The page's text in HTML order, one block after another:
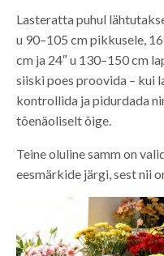
Lasteratta puhul
u 90–105 cm pikkusele,
cm ja 24″ u 130–150 cm
siiski poes proovida – kui
kontrollida ja pidurdada
tõenäoliselt õige.
Teine oluline samm on
eesmärkide järgi, sest nii